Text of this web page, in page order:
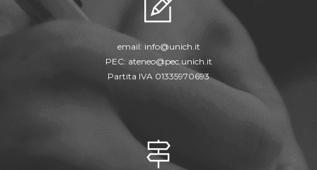
email: info@unich.it
PEC: ateneo@pec.unich.it
Partita IVA 01335970693